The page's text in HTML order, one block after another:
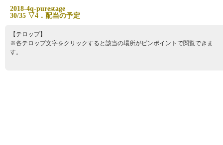
2018-4q-purestage
30/35 ▽4 ． 配当の予定
【テロップ】
※各テロップ文字をクリックすると該当の場所がピンポイントで閲覧できま
す。